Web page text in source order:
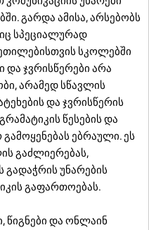
გარდა ამისა, არსებობს
სპეციალურად
სკოლებში
და ჯვრისწერები არა
არამედ სწავლის
და ჯვრისწერის
წესების და
ებრაული. ეს
გაძლიერებას,
უნარების
გაფართოებას.
წიგნები და ონლაინ